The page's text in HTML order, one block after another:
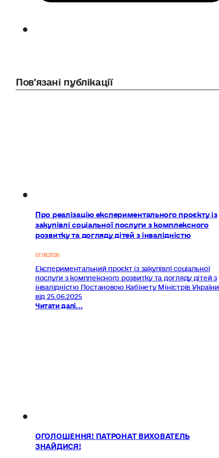
Пов'язані публікації
Про реалізацію експериментального проєкту із
закупівлі соціальної послуги з комплексного
розвитку та догляду дітей з інвалідністю
07.08.2026
Експериментальний проєкт із закупівлі соціальної
послуги з комплексного розвитку та догляду дітей з
інвалідністю Постановою Кабінету Міністрів України
від 25.06.2025
Читати далі...
ОГОЛОШЕННЯ! ПАТРОНАТ ВИХОВАТЕЛЬ
ЗНАЙДИСЯ!